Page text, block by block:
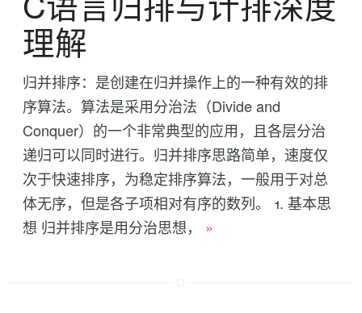
理解
归并排序：是创建在归并操作上的一种有效的排
序算法。算法是采用分治法（Divide and
Conquer）的一个非常典型的应用，且各层分治
递归可以同时进行。归并排序思路简单，速度仅
次于快速排序，为稳定排序算法，一般用于对总
体无序，但是各子项相对有序的数列。 1. 基本思
想 归并排序是用分治思想， »